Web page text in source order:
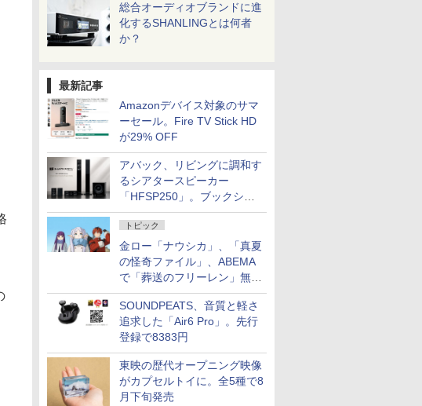
総合オーディオブランドに進
化するSHANLINGとは何者
か？
最新記事
Amazonデバイス対象のサマ
ーセール。Fire TV Stick HD
が29% OFF
アバック、リビングに調和す
るシアタースピーカー
「HFSP250」。ブックシェ
ルフはペア3万円以下
トピック
金ロー「ナウシカ」、「真夏
の怪奇ファイル」、ABEMA
で「葬送のフリーレン」無料
配信など。夏の特番・配信情
報
SOUNDPEATS、音質と軽さ
追求した「Air6 Pro」。先行
登録で8383円
東映の歴代オープニング映像
がカプセルトイに。全5種で8
月下旬発売